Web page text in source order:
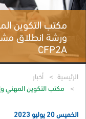
مكتب التكوين
ورشة انطلاق
CFP2A
الرئيسية
أخبار
مكتب التكوين
الخميس 20 يوليو 2023